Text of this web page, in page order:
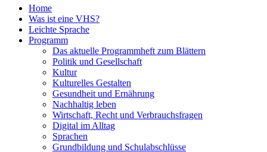
Home
Was ist eine VHS?
Leichte Sprache
Programm
Das aktuelle Programmheft zum Blättern
Politik und Gesellschaft
Kultur
Kulturelles Gestalten
Gesundheit und Ernährung
Nachhaltig leben
Wirtschaft, Recht und Verbrauchsfragen
Digital im Alltag
Sprachen
Grundbildung und Schulabschlüsse